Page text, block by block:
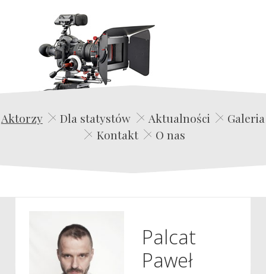
Edwin Film Agencja Aktorska
Aktorzy Dla statystów Aktualności
Galeria
Kontakt
O nas
Palcat
Paweł